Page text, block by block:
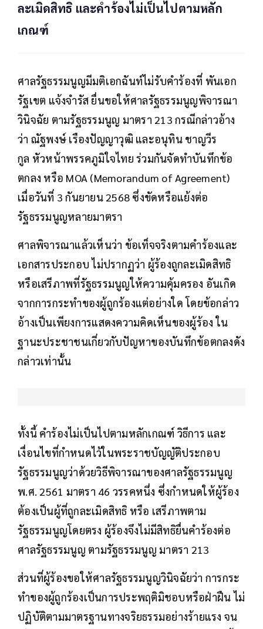
ละเมิดสิทธิ และคำร้องไม่เป็นไปตามหลัก
เกณฑ์
ศาลรัฐธรรมนูญมีมติเอกฉันท์ไม่รับคำร้องที่ พันเอก
รัฐเขต แจ้งจำรัส ยื่นขอให้ศาลรัฐธรรมนูญพิจารณา
วินิจฉัย ตามรัฐธรรมนูญ มาตรา 213 กรณีกล่าวอ้าง
ว่า ณัฐพงษ์ เรืองปัญญาวุฒิ และอนุทิน ชาญวีร
กูล หัวหน้าพรรคภูมิใจไทย ร่วมกันจัดทำบันทึกข้อ
ตกลง หรือ MOA (Memorandum of Agreement)
เมื่อวันที่ 3 กันยายน 2568 ซึ่งขัดหรือแย้งต่อ
รัฐธรรมนูญหลายมาตรา
ศาลพิจารณาแล้วเห็นว่า ข้อเท็จจริงตามคำร้องและ
เอกสารประกอบ ไม่ปรากฏว่า ผู้ร้องถูกละเมิดสิทธิ
หรือเสรีภาพที่รัฐธรรมนูญให้ความคุ้มครอง อันเกิด
จากการกระทำของผู้ถูกร้องแต่อย่างใด โดยข้อกล่าว
อ้างเป็นเพียงการแสดงความคิดเห็นของผู้ร้อง ใน
ฐานะประชาชนเกี่ยวกับปัญหาของบันทึกข้อตกลงดัง
กล่าวเท่านั้น
ทั้งนี้ คำร้องไม่เป็นไปตามหลักเกณฑ์ วิธีการ และ
เงื่อนไขที่กำหนดไว้ในพระราชบัญญัติประกอบ
รัฐธรรมนูญว่าด้วยวิธีพิจารณาของศาลรัฐธรรมนูญ
พ.ศ. 2561 มาตรา 46 วรรคหนึ่ง ซึ่งกำหนดให้ผู้ร้อง
ต้องเป็นผู้ที่ถูกละเมิดสิทธิ หรือ เสรีภาพตาม
รัฐธรรมนูญโดยตรง ผู้ร้องจึงไม่มีสิทธิยื่นคำร้องต่อ
ศาลรัฐธรรมนูญ ตามรัฐธรรมนูญ มาตรา 213
ส่วนที่ผู้ร้องขอให้ศาลรัฐธรรมนูญวินิจฉัยว่า การกระ
ทำของผู้ถูกร้องเป็นการประพฤติมิชอบหรือฝ่าฝืน ไม่
ปฏิบัติตามมาตรฐานทางจริยธรรมอย่างร้ายแรง จน